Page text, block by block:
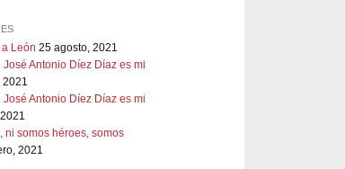
León 25 agosto, 2021
José Antonio Díez Díaz es mi
2021
José Antonio Díez Díaz es mi
ni somos héroes, somos
2021